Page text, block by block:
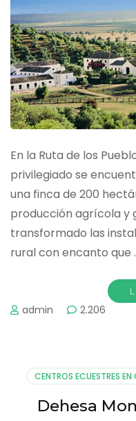
En la Ruta de los
privilegiado se
una finca de 200
producción agrícola y
transformado las
rural con encanto que
admin 2.206
CENTROS ECUESTRES
Dehesa